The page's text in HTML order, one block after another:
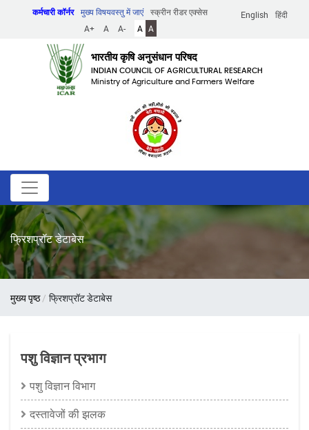
English हिंदी
कर्मचारी कॉर्नर मुख्य विषयवस्तु में जाएं
स्क्रीन रीडर एक्सेस
A+
A A- A A
भारतीय कृषि अनुसंधान परिषद
INDIAN COUNCIL OF AGRICULTURAL RESEARCH
Ministry of Agriculture and Farmers Welfare
फ्रिशप्रॉट डेटाबेस
पग
मुख्य पृष्ठ फ्रिशप्रॉट डेटाबेस
पशु विज्ञान प्रभाग
पशु विज्ञान विभाग
दस्तावेजों की झलक